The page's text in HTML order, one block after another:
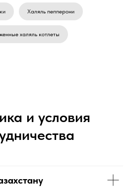
Халяль пепперони
халяль котлеты
и условия